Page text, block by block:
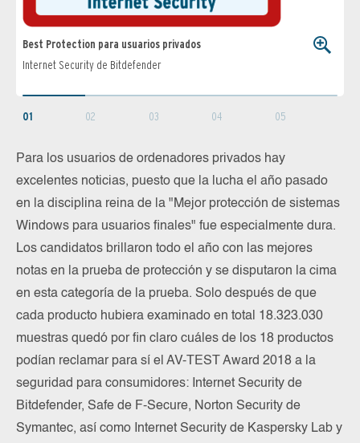
Best Protection para usuarios privados
Internet Security de Bitdefender
01 02 03 04 05
Para los usuarios de ordenadores privados hay
excelentes noticias, puesto que la lucha el año pasado
en la disciplina reina de la "Mejor protección de sistemas
Windows para usuarios finales" fue especialmente dura.
Los candidatos brillaron todo el año con las mejores
notas en la prueba de protección y se disputaron la cima
en esta categoría de la prueba. Solo después de que
cada producto hubiera examinado en total 18.323.030
muestras quedó por fin claro cuáles de los 18 productos
podían reclamar para sí el AV-TEST Award 2018 a la
seguridad para consumidores: Internet Security de
Bitdefender, Safe de F-Secure, Norton Security de
Symantec, así como Internet Security de Kaspersky Lab y